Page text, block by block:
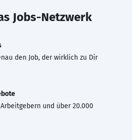
Jobs-Netzwerk
den Job, der wirklich zu Dir
und über 20.000